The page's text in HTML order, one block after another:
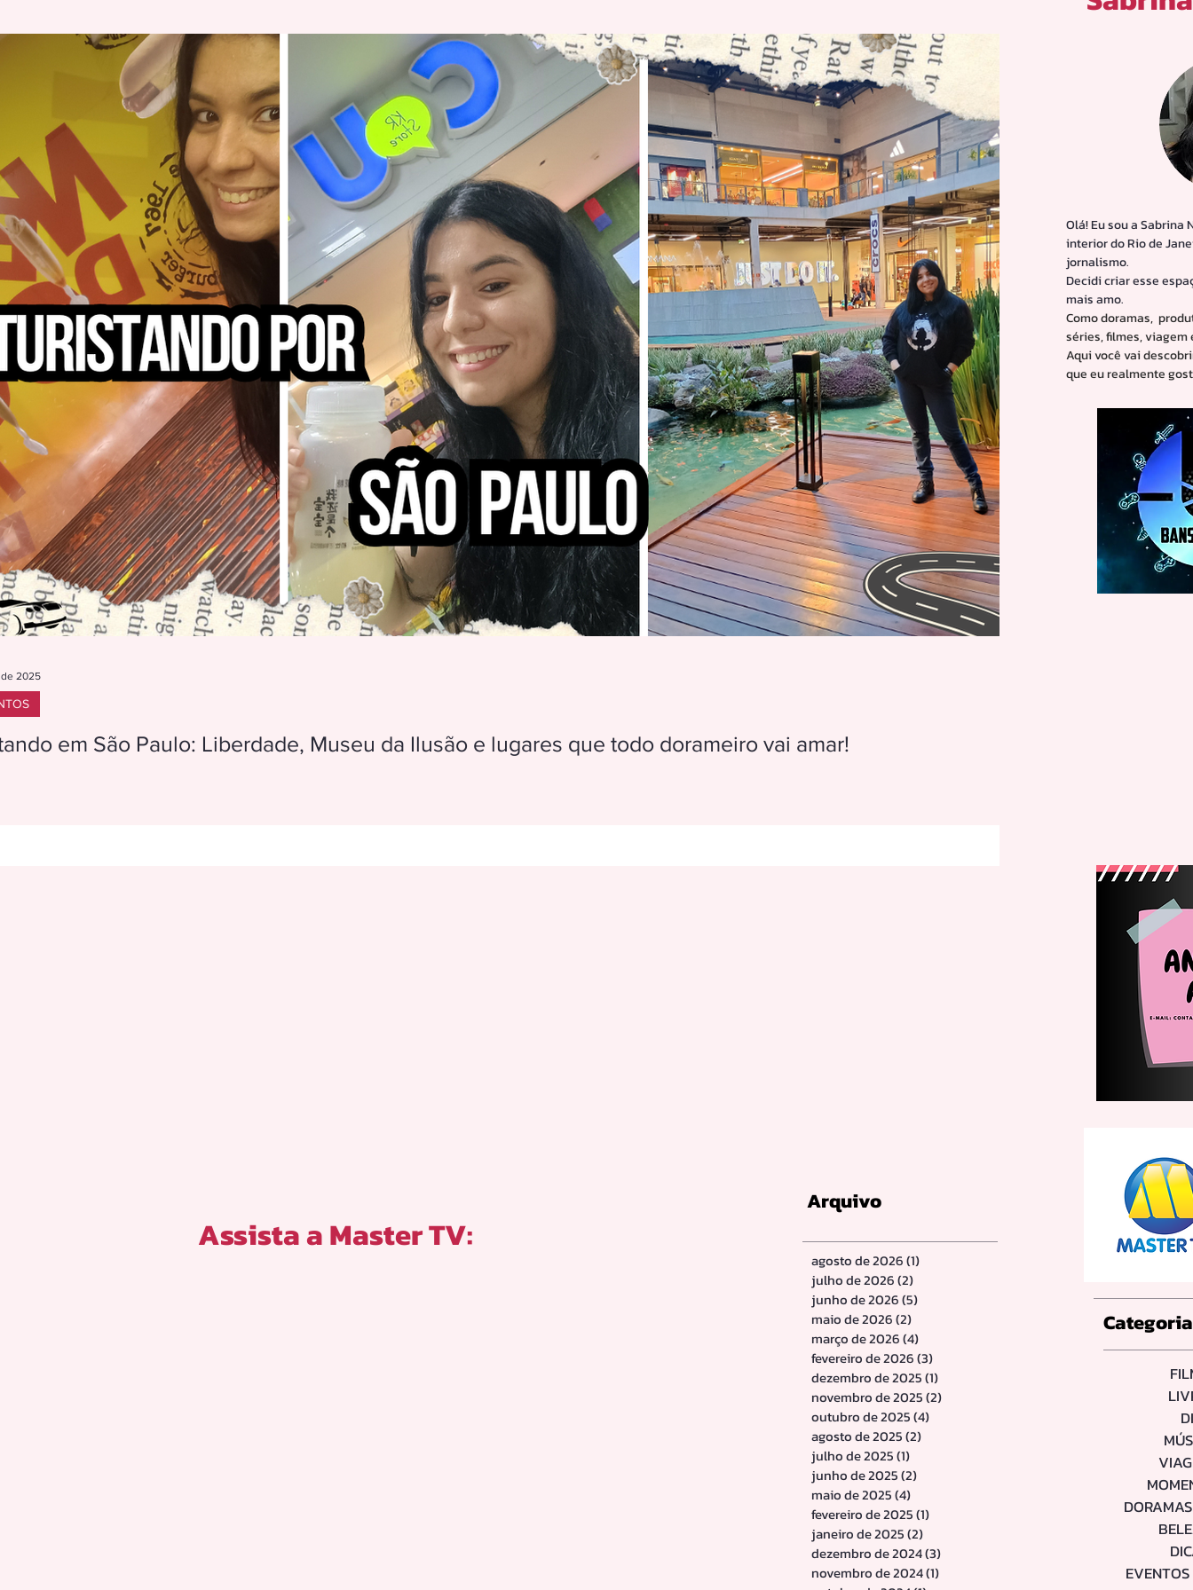
em São Paulo: Liberdade, Museu da Ilusão e lugares que todo dorameiro vai amar!
2025
Olá! Eu sou a Sabrina
interior do Rio de
jornalismo.
Decidi criar esse
mais amo.
Como doramas,
séries, filmes,
Aqui você vai
que eu realmente
Assista a Master TV:
Arquivo
agosto de 2026(1)
julho de 2026(2)
junho de 2026(5)
maio de 2026(2)
março de 2026(4)
fevereiro de 2026(3)
dezembro de 2025(1)
novembro de 2025(2)
outubro de 2025(4)
agosto de 2025(2)
julho de 2025(1)
junho de 2025(2)
maio de 2025(4)
fevereiro de 2025(1)
janeiro de 2025(2)
dezembro de 2024(3)
novembro de 2024(1)